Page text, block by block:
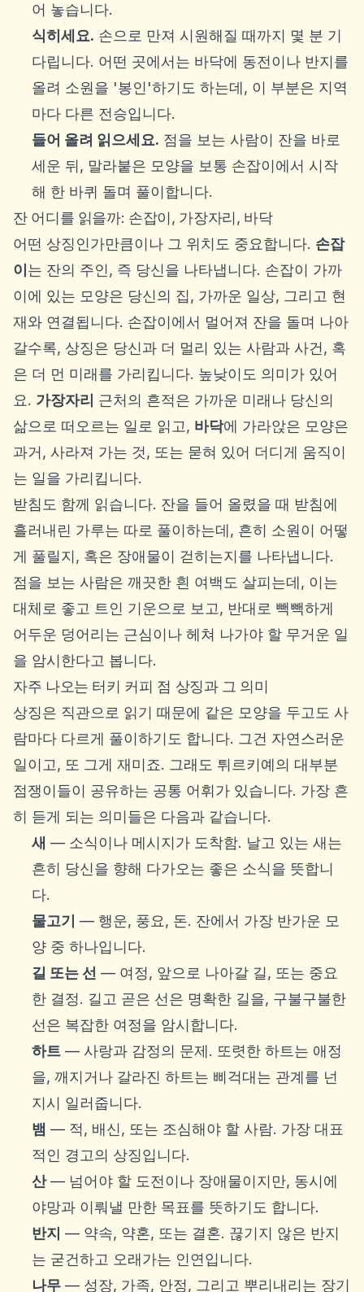
어 놓습니다.
식히세요. 손으로 만져 시원해질 때까지 몇 분 기
다립니다. 어떤 곳에서는 바닥에 동전이나 반지를
올려 소원을 '봉인'하기도 하는데, 이 부분은 지역
마다 다른 전승입니다.
들어 올려 읽으세요. 점을 보는 사람이 잔을 바로
세운 뒤, 말라붙은 모양을 보통 손잡이에서 시작
해 한 바퀴 돌며 풀이합니다.
잔 어디를 읽을까: 손잡이, 가장자리, 바닥
어떤 상징인가만큼이나 그 위치도 중요합니다. 손잡
이 는 잔의 주인, 즉 당신을 나타냅니다. 손잡이 가까
이에 있는 모양은 당신의 집, 가까운 일상, 그리고 현
재와 연결됩니다. 손잡이에서 멀어져 잔을 돌며 나아
갈수록, 상징은 당신과 더 멀리 있는 사람과 사건, 혹
은 더 먼 미래를 가리킵니다. 높낮이도 의미가 있어
요. 가장자리 근처의 흔적은 가까운 미래나 당신의
삶으로 떠오르는 일로 읽고, 바닥에 가라앉은 모양은
과거, 사라져 가는 것, 또는 묻혀 있어 더디게 움직이
는 일을 가리킵니다.
받침도 함께 읽습니다. 잔을 들어 올렸을 때 받침에
흘러내린 가루는 따로 풀이하는데, 흔히 소원이 어떻
게 풀릴지, 혹은 장애물이 걷히는지를 나타냅니다.
점을 보는 사람은 깨끗한 흰 여백도 살피는데, 이는
대체로 좋고 트인 기운으로 보고, 반대로 빽빽하게
어두운 덩어리는 근심이나 헤쳐 나가야 할 무거운 일
을 암시한다고 봅니다.
자주 나오는 터키 커피 점 상징과 그 의미
상징은 직관으로 읽기 때문에 같은 모양을 두고도 사
람마다 다르게 풀이하기도 합니다. 그건 자연스러운
일이고, 또 그게 재미죠. 그래도 튀르키예의 대부분
점쟁이들이 공유하는 공통 어휘가 있습니다. 가장 흔
히 듣게 되는 의미들은 다음과 같습니다.
새 — 소식이나 메시지가 도착함. 날고 있는 새는
흔히 당신을 향해 다가오는 좋은 소식을 뜻합니
다.
물고기 — 행운, 풍요, 돈. 잔에서 가장 반가운 모
양 중 하나입니다.
길 또는 선 — 여정, 앞으로 나아갈 길, 또는 중요
한 결정. 길고 곧은 선은 명확한 길을, 구불구불한
선은 복잡한 여정을 암시합니다.
하트— 사랑과 감정의 문제. 또렷한 하트는 애정
을, 깨지거나 갈라진 하트는 삐걱대는 관계를 넌
지시 일러줍니다.
뱀 — 적, 배신, 또는 조심해야 할 사람. 가장 대표
적인 경고의 상징입니다.
산— 넘어야 할 도전이나 장애물이지만, 동시에
야망과 이뤄낼 만한 목표를 뜻하기도 합니다.
반지 — 약속, 약혼, 또는 결혼. 끊기지 않은 반지
는 굳건하고 오래가는 인연입니다.
나무— 성장, 가족, 안정, 그리고 뿌리내리는 장기